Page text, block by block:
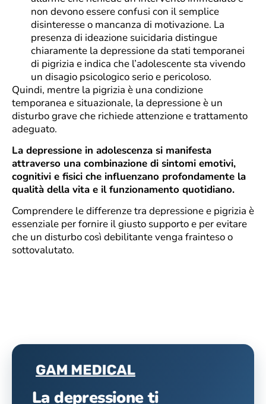
non devono essere confusi con il semplice
disinteresse o mancanza di motivazione. La
presenza di ideazione suicidaria distingue
chiaramente la depressione da stati temporanei
di pigrizia e indica che l’adolescente sta vivendo
un disagio psicologico serio e pericoloso.
Quindi, mentre la pigrizia è una condizione
temporanea e situazionale, la depressione è un
disturbo grave che richiede attenzione e trattamento
adeguato.
La depressione in adolescenza si manifesta
attraverso una combinazione di sintomi emotivi,
cognitivi e fisici che influenzano profondamente la
qualità della vita e il funzionamento quotidiano.
Comprendere le differenze tra depressione e pigrizia è
essenziale per fornire il giusto supporto e per evitare
che un disturbo così debilitante venga frainteso o
sottovalutato.
La depressione ti